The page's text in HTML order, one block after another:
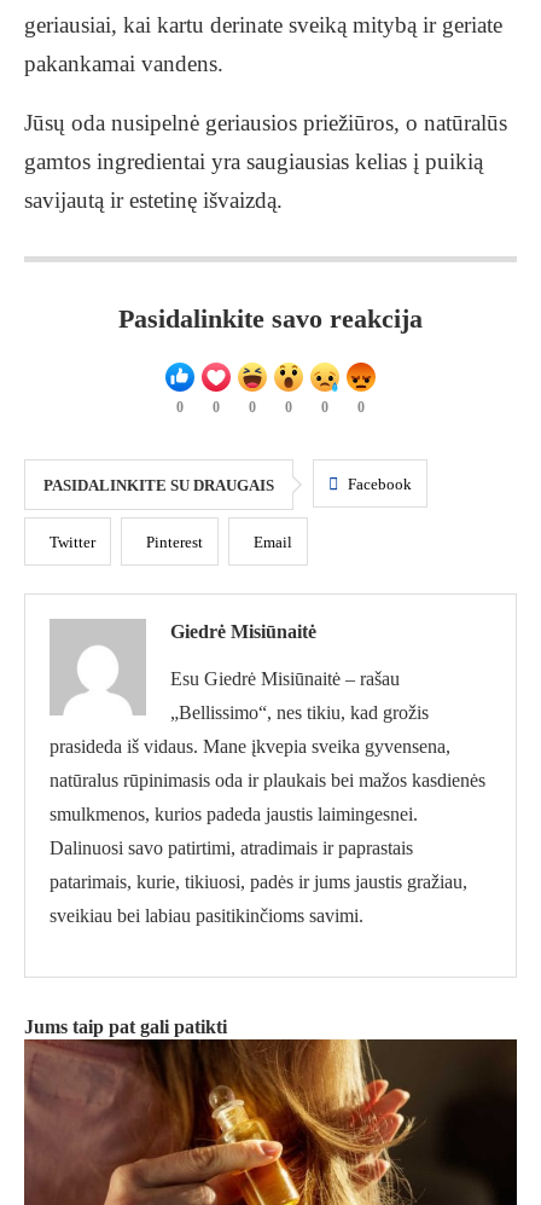
geriausiai, kai kartu derinate sveiką mitybą ir geriate
pakankamai vandens.
Jūsų oda nusipelnė geriausios priežiūros, o natūralūs
gamtos ingredientai yra saugiausias kelias į puikią
savijautą ir estetinę išvaizdą.
Pasidalinkite savo reakcija
0 0 0 0 0 0
PASIDALINKITE SU DRAUGAIS Facebook
Twitter Pinterest Email
Giedrė Misiūnaitė
Esu Giedrė Misiūnaitė – rašau
„Bellissimo“, nes tikiu, kad grožis
prasideda iš vidaus. Mane įkvepia sveika gyvensena,
natūralus rūpinimasis oda ir plaukais bei mažos kasdienės
smulkmenos, kurios padeda jaustis laimingesnei.
Dalinuosi savo patirtimi, atradimais ir paprastais
patarimais, kurie, tikiuosi, padės ir jums jaustis gražiau,
sveikiau bei labiau pasitikinčioms savimi.
Jums taip pat gali patikti